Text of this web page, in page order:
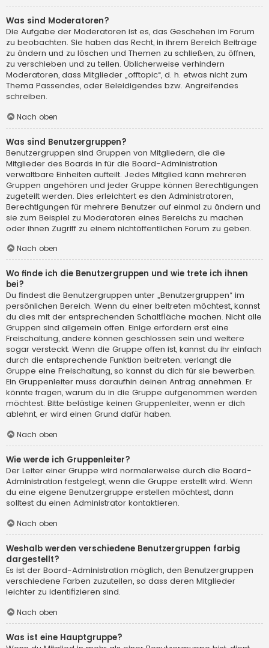
Was sind Moderatoren?
Die Aufgabe der Moderatoren ist es, das Geschehen im Forum
zu beobachten. Sie haben das Recht, in ihrem Bereich Beiträge
zu ändern und zu löschen und Themen zu schließen, zu öffnen,
zu verschieben und zu teilen. Üblicherweise verhindern
Moderatoren, dass Mitglieder „offtopic“, d. h. etwas nicht zum
Thema Passendes, oder Beleidigendes bzw. Angreifendes
schreiben.
Nach oben
Was sind Benutzergruppen?
Benutzergruppen sind Gruppen von Mitgliedern, die die
Mitglieder des Boards in für die Board-Administration
verwaltbare Einheiten aufteilt. Jedes Mitglied kann mehreren
Gruppen angehören und jeder Gruppe können Berechtigungen
zugeteilt werden. Dies erleichtert es den Administratoren,
Berechtigungen für mehrere Benutzer auf einmal zu ändern und
sie zum Beispiel zu Moderatoren eines Bereichs zu machen
oder ihnen Zugriff zu einem nichtöffentlichen Forum zu geben.
Nach oben
Wo finde ich die Benutzergruppen und wie trete ich ihnen
bei?
Du findest die Benutzergruppen unter „Benutzergruppen“ im
persönlichen Bereich. Wenn du einer beitreten möchtest, kannst
du dies mit der entsprechenden Schaltfläche machen. Nicht alle
Gruppen sind allgemein offen. Einige erfordern erst eine
Freischaltung, andere können geschlossen sein und weitere
sogar versteckt. Wenn die Gruppe offen ist, kannst du ihr einfach
durch die entsprechende Funktion beitreten; verlangt die
Gruppe eine Freischaltung, so kannst du dich für sie bewerben.
Ein Gruppenleiter muss daraufhin deinen Antrag annehmen. Er
könnte fragen, warum du in die Gruppe aufgenommen werden
möchtest. Bitte belästige keinen Gruppenleiter, wenn er dich
ablehnt, er wird einen Grund dafür haben.
Nach oben
Wie werde ich Gruppenleiter?
Der Leiter einer Gruppe wird normalerweise durch die Board-
Administration festgelegt, wenn die Gruppe erstellt wird. Wenn
du eine eigene Benutzergruppe erstellen möchtest, dann
solltest du einen Administrator kontaktieren.
Nach oben
Weshalb werden verschiedene Benutzergruppen farbig
dargestellt?
Es ist der Board-Administration möglich, den Benutzergruppen
verschiedene Farben zuzuteilen, so dass deren Mitglieder
leichter zu identifizieren sind.
Nach oben
Was ist eine Hauptgruppe?